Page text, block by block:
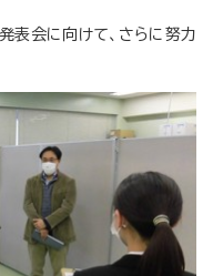
表会に向けて、さらに努力